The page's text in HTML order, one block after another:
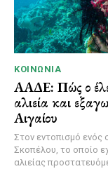
ΚΟΙΝΩΝΊΑ
ΑΑΔΕ: Πώς ο
αλιεία και
Αιγαίου
Στον εντοπισμό ενός
Σκοπέλου, το οποίο
αλιείας